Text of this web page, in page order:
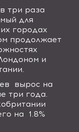
три раза
для
городах
продолжает
и
вырос на
три года.
на 1.8%